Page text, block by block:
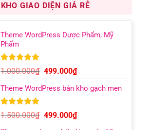
KHO GIAO DIỆN GIÁ RẺ
Theme WordPress Dược Phẩm, Mỹ
Phẩm
5.00trên 5
dựa trên
12
đánh giá
1.000.000₫ Giá
là:
499.000₫Giá
tại
499.000₫.
Theme WordPress bán kho gạch men
5.00trên 5
dựa trên
9
đánh giá
1.500.000₫ Giá
499.000₫Giá